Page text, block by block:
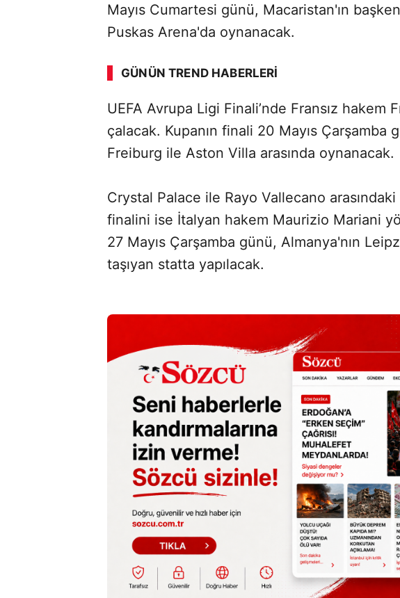
Mayıs Cumartesi günü, Macaristan'ın
Puskas Arena'da oynanacak.
GÜNÜN TREND HABERLERI
UEFA Avrupa Ligi Finali’nde Fransız hakem
çalacak. Kupanın finali 20 Mayıs Çarşamba
Freiburg ile Aston Villa arasında oynanacak.
Crystal Palace ile Rayo Vallecano
finalini ise İtalyan hakem Maurizio Mariani
27 Mayıs Çarşamba günü, Almanya'nın
taşıyan statta yapılacak.